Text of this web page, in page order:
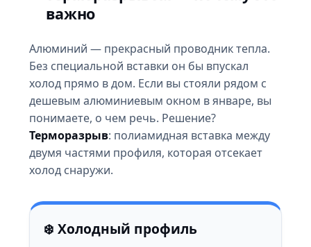
важно
Алюминий — прекрасный проводник тепла.
Без специальной вставки он бы впускал
холод прямо в дом. Если вы стояли рядом с
дешевым алюминиевым окном в январе, вы
понимаете, о чем речь. Решение?
Терморазрыв: полиамидная вставка между
двумя частями профиля, которая отсекает
холод снаружи.
❄️ Холодный профиль